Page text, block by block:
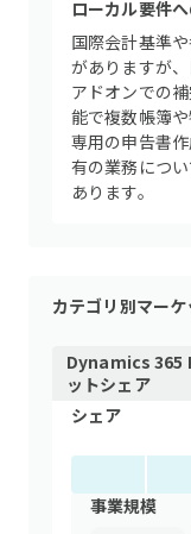
ローカル要件
国際会計基準
がありますが
アドオンでの
能で複数帳簿
専用の申告書
有の業務につ
あります。
カテゴリ別マー
Dynamics 365
ットシェア
シェア
事業規模